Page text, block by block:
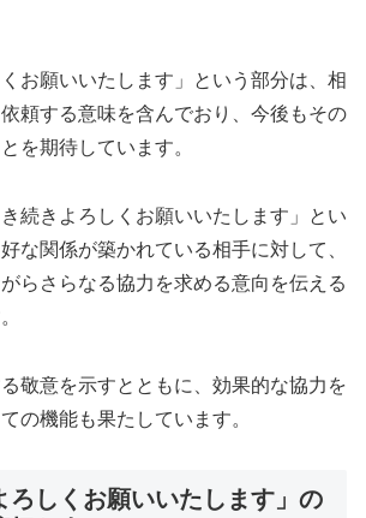
お願いいたします」という部分は、相
頼する意味を含んでおり、今後もその
を期待しています。
続きよろしくお願いいたします」とい
な関係が築かれている相手に対して、
らさらなる協力を求める意向を伝える
敬意を示すとともに、効果的な協力を
の機能も果たしています。
ろしくお願いいたします」の